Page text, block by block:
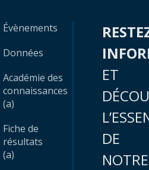
Évènements
Données
Académie des
connaissances
(a)
Fiche de
résultats
(a)
ET
DE
NOTRE